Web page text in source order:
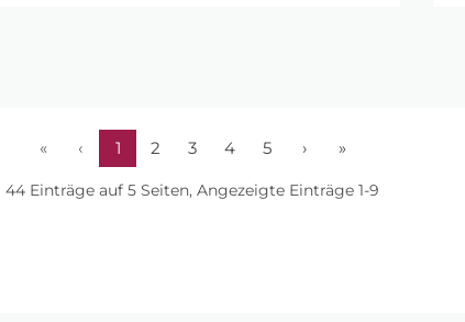
« ‹ 1 2 3 4 5 › »
44 Einträge auf 5 Seiten, Angezeigte Einträge 1-9